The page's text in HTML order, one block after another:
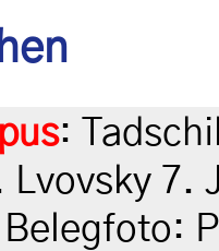
:
Lvovsky 7.